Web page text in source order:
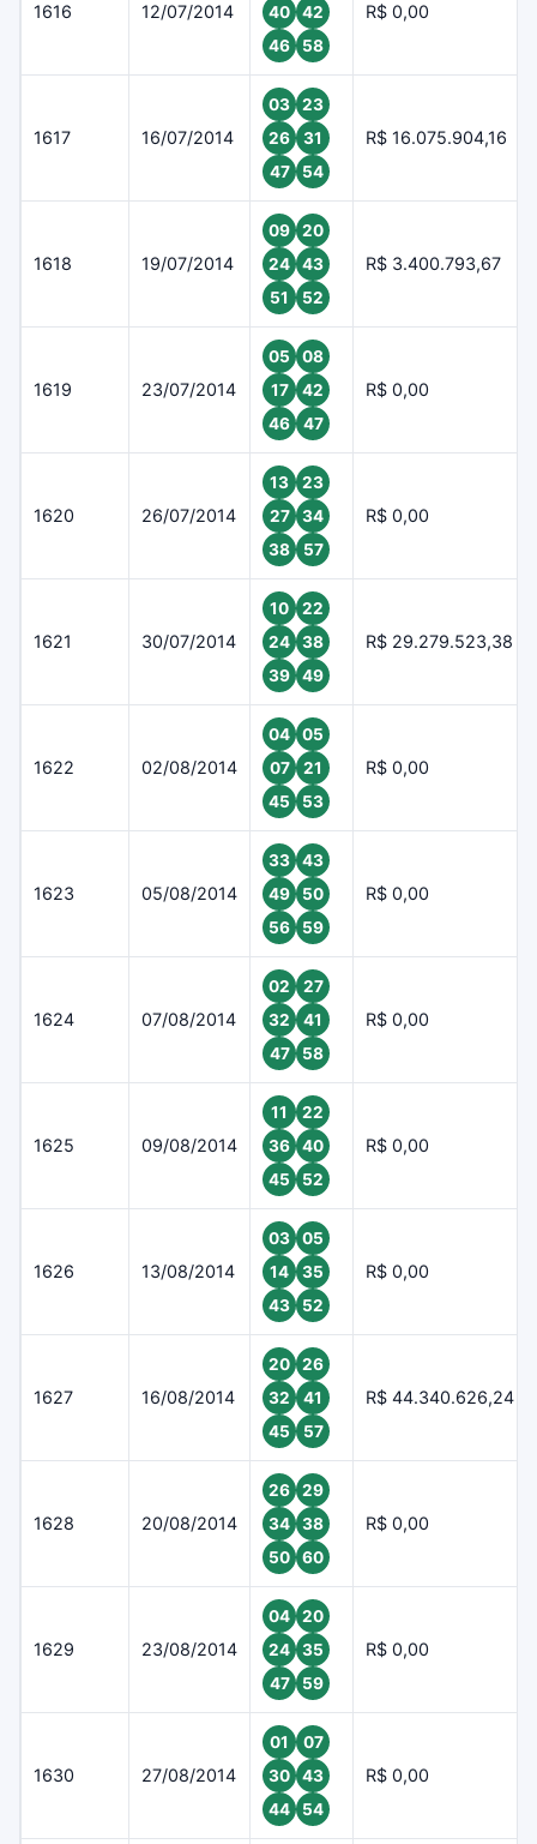
1616 12/07/2014
40
42
46
58
R$ 0,00
1617 16/07/2014
03
23
26
31
47
54
R$ 16.075.904,16
1618 19/07/2014
09
20
24
43
51
52
R$ 3.400.793,67
1619 23/07/2014
05
08
17
42
46
47
R$ 0,00
1620 26/07/2014
13
23
27
34
38
57
R$ 0,00
1621 30/07/2014
10
22
24
38
39
49
R$ 29.279.523,38
1622 02/08/2014
04
05
07
21
45
53
R$ 0,00
1623 05/08/2014
33
43
49
50
56
59
R$ 0,00
1624 07/08/2014
02
27
32
41
47
58
R$ 0,00
1625 09/08/2014
11
22
36
40
45
52
R$ 0,00
1626 13/08/2014
03
05
14
35
43
52
R$ 0,00
1627 16/08/2014
20
26
32
41
45
57
R$ 44.340.626,24
1628 20/08/2014
26
29
34
38
50
60
R$ 0,00
1629 23/08/2014
04
20
24
35
47
59
R$ 0,00
1630 27/08/2014
01
07
30
43
44
54
R$ 0,00